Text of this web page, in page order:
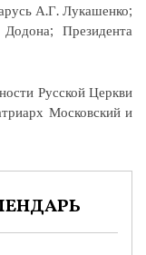
А.Г. Лукашенко;
Президента
Русской Церкви
Московский и